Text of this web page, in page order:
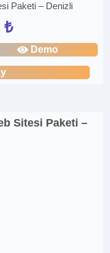
Paketi – Denizli
₺
Demo